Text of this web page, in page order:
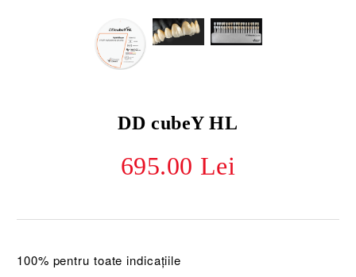
DD cubeY HL
695.00 Lei
100% pentru toate indicațiile